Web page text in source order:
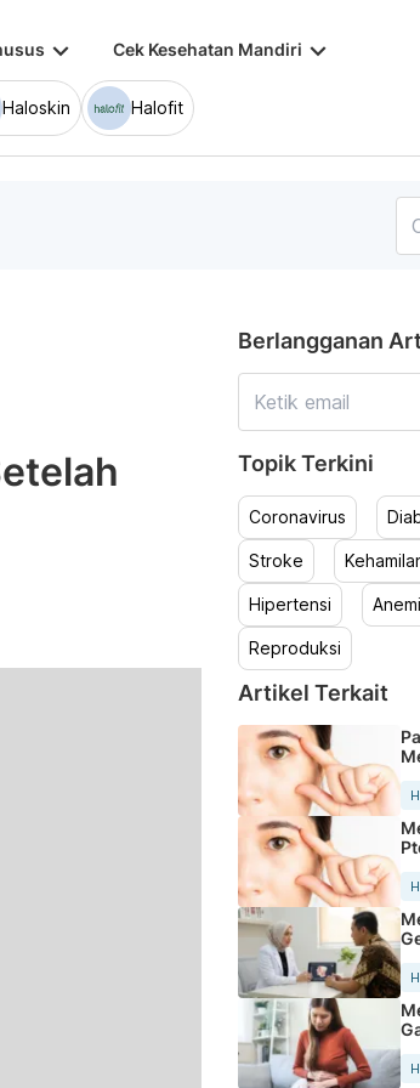
keyboard_arrow_down Cek Kesehatan Mandiri keyboard_arrow_down
Haloskin Halofit
Berlangganan
Topik Terkini
Coronavirus
Stroke
Hipertensi
Reproduksi
Artikel Terkait